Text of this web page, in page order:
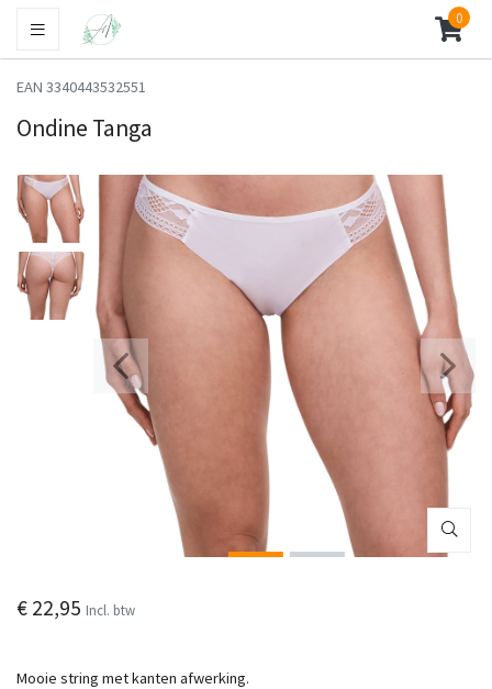
0
EAN 3340443532551
Ondine Tanga
€ 22,95 Incl. btw
Mooie string met kanten afwerking.